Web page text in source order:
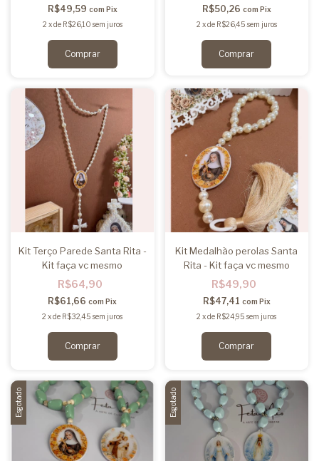
R$49,59 com Pix
2 xde R$26,10 sem juros
R$50,26 com Pix
2 xde R$26,45 sem juros
Comprar
Kit Terço Parede Santa Rita -
Kit faça vc mesmo
R$64,90
R$61,66com Pix
2 xde R$32,45 sem juros
Kit Medalhão perolas Santa
Rita - Kit faça vc mesmo
R$49,90
R$47,41 com Pix
2 xde R$24,95 sem juros
Esgotado Esgotado